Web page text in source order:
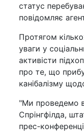
статус
повідомляє
Протягом
уваги у
активісти
про те, що
канібалізму
"Ми проведемо
Спрінгфілда,
прес-